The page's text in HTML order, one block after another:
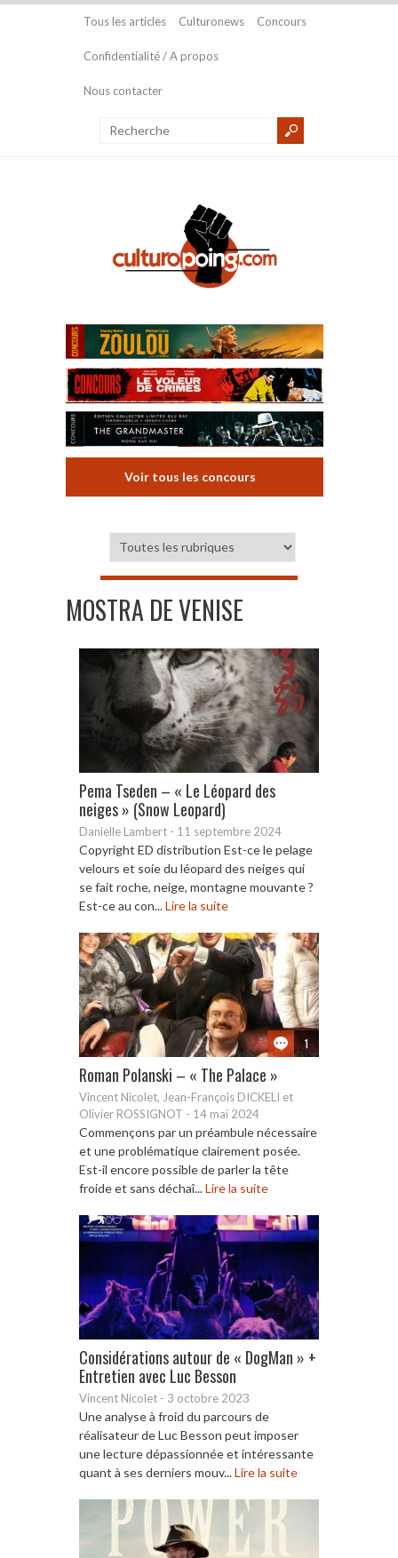
Tous les articles Culturonews Concours
Confidentialité / A propos
Nous contacter
Voir tous les concours
MOSTRA DE VENISE
Pema Tseden – « Le Léopard des
neiges » (Snow Leopard)
Danielle Lambert - 11 septembre 2024
Copyright ED distribution Est-ce le pelage
velours et soie du léopard des neiges qui
se fait roche, neige, montagne mouvante ?
Est-ce au con...Lire la suite
1
Roman Polanski – « The Palace »
Vincent Nicolet, Jean-François DICKELI et
Olivier ROSSIGNOT - 14 mai 2024
Commençons par un préambule nécessaire
et une problématique clairement posée.
Est-il encore possible de parler la tête
froide et sans déchaî...Lire la suite
Considérations autour de « DogMan » +
Entretien avec Luc Besson
Vincent Nicolet - 3 octobre 2023
Une analyse à froid du parcours de
réalisateur de Luc Besson peut imposer
une lecture dépassionnée et intéressante
quant à ses derniers mouv...Lire la suite